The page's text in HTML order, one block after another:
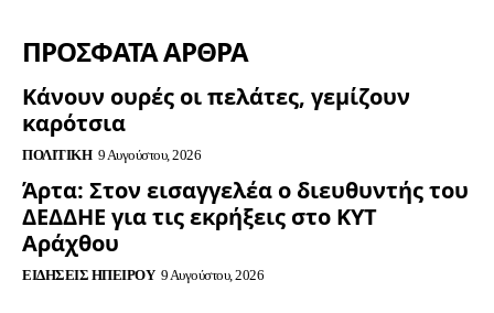
ΠΡΟΣΦΑΤΑ ΑΡΘΡΑ
Κάνουν ουρές οι πελάτες, γεμίζουν
καρότσια
ΠΟΛΙΤΙΚΉ 9 Αυγούστου, 2026
Άρτα: Στον εισαγγελέα ο διευθυντής του
ΔΕΔΔΗΕ για τις εκρήξεις στο ΚΥΤ
Αράχθου
ΕΙΔΉΣΕΙΣ ΗΠΕΊΡΟΥ 9 Αυγούστου, 2026